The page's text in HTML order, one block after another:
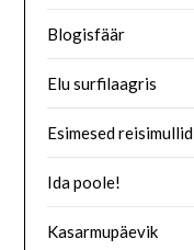
Blogisfäär
Elu surfilaagris
Esimesed reisimullid
Ida poole!
Kasarmupäevik